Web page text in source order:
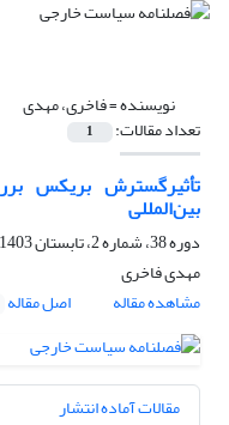
نویسنده =فاخری، مهدی
تعداد مقالات: 1
تأثیرگسترش بریکس
بین‌المللی
دوره 38، شماره 2، تابستان 1403، صفحه
مهدی فاخری
مشاهده مقاله
اصل مقاله
مقالات آماده انتشار